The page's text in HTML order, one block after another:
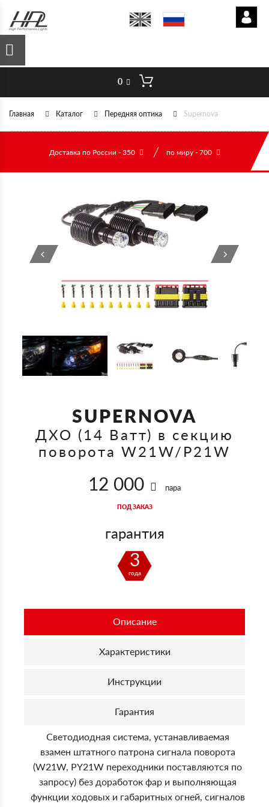
0
Главная Каталог Передняя оптика Supernova
Доставка по России - 350 по миру - 700
SUPERNOVA
ДХО (14 Ватт) в секцию
поворота W21W/P21W
12 000 пара
ПОД ЗАКАЗ
гарантия
3
года
Описание
Характеристики
Инструкции
Гарантия
Светодиодная система, устанавливаемая
взамен штатного патрона сигнала поворота
(W21W, PY21W переходники поставляются по
запросу) без доработок фар и выполняющая
функции ходовых и габаритных огней, сигналов